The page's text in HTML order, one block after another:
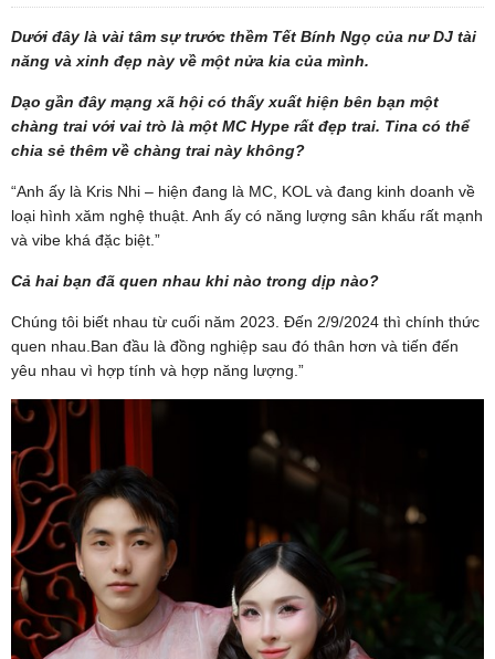
Dưới đây là vài tâm sự trước thềm Tết Bính Ngọ của nư DJ tài
năng và xinh đẹp này về một nửa kia của mình.
Dạo gần đây mạng xã hội có thấy xuất hiện bên bạn một
chàng trai với vai trò là một MC Hype rất đẹp trai. Tina có thể
chia sẻ thêm về chàng trai này không?
“Anh ấy là Kris Nhi – hiện đang là MC, KOL và đang kinh doanh về
loại hình xăm nghệ thuật. Anh ấy có năng lượng sân khấu rất mạnh
và vibe khá đặc biệt.”
Cả hai bạn đã quen nhau khi nào trong dịp nào?
Chúng tôi biết nhau từ cuối năm 2023. Đến 2/9/2024 thì chính thức
quen nhau.Ban đầu là đồng nghiệp sau đó thân hơn và tiến đến
yêu nhau vì hợp tính và hợp năng lượng.”